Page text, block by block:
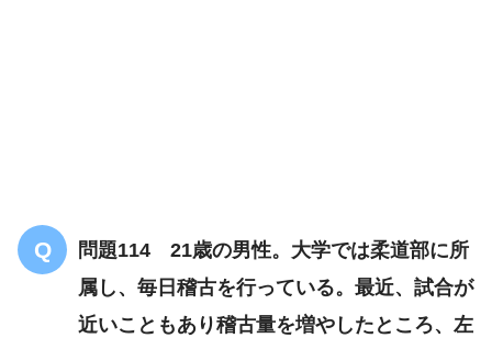
骨膜反応
脛骨や腓骨の
問題114 21歳の男性。大学では柔道部に所
属し、毎日稽古を行っている。最近、試合が
近いこともあり稽古量を増やしたところ、左